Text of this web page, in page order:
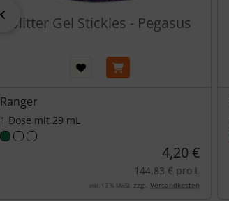
zurück
Glitter Gel Stickles - Pegasus
Ranger
1 Dose mit 29 mL
4,20 €
144,83 € pro L
inkl. 19 % MwSt. zzgl. Versandkosten